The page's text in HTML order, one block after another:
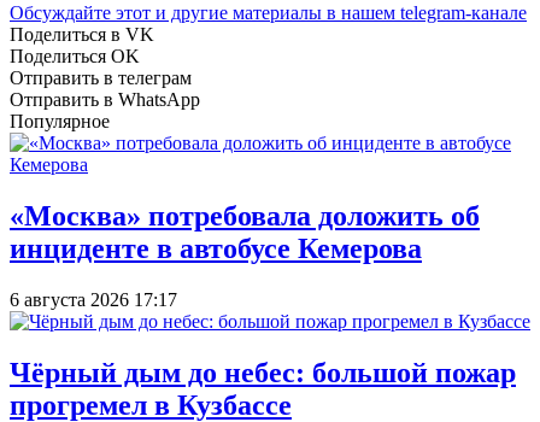
Обсуждайте этот и другие материалы в нашем telegram-канале
Поделиться в VK
Поделиться OK
Отправить в телеграм
Отправить в WhatsApp
Популярное
«Москва» потребовала доложить об
инциденте в автобусе Кемерова
6 августа 2026 17:17
Чёрный дым до небес: большой пожар
прогремел в Кузбассе